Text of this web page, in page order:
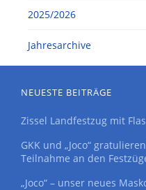
2025/2026
Jahresarchive
NEUESTE BEITRÄGE
Zissel Landfestzug mit
GKK und „Joco“
Teilnahme an den
„Joco“ – unser neues